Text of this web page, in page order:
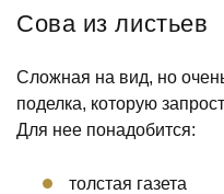
Сова из листьев
Сложная на вид, но
поделка, которую
Для нее понадобится:
толстая газета